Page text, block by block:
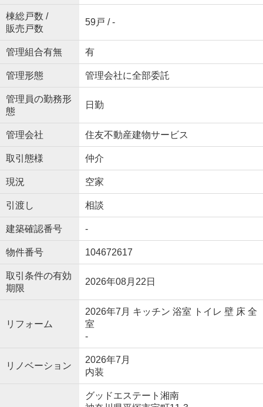
棟総戸数 /
販売戸数
59戸 / -
管理組合有無 有
管理形態 管理会社に全部委託
管理員の勤務形
態
日勤
管理会社 住友不動産建物サービス
取引態様 仲介
現況 空家
引渡し 相談
建築確認番号 -
物件番号 104672617
取引条件の有効
期限
2026年08月22日
リフォーム
2026年7月 キッチン 浴室 トイレ 壁 床 全
室
-
リノベーション
2026年7月
内装
グッドエステート湘南